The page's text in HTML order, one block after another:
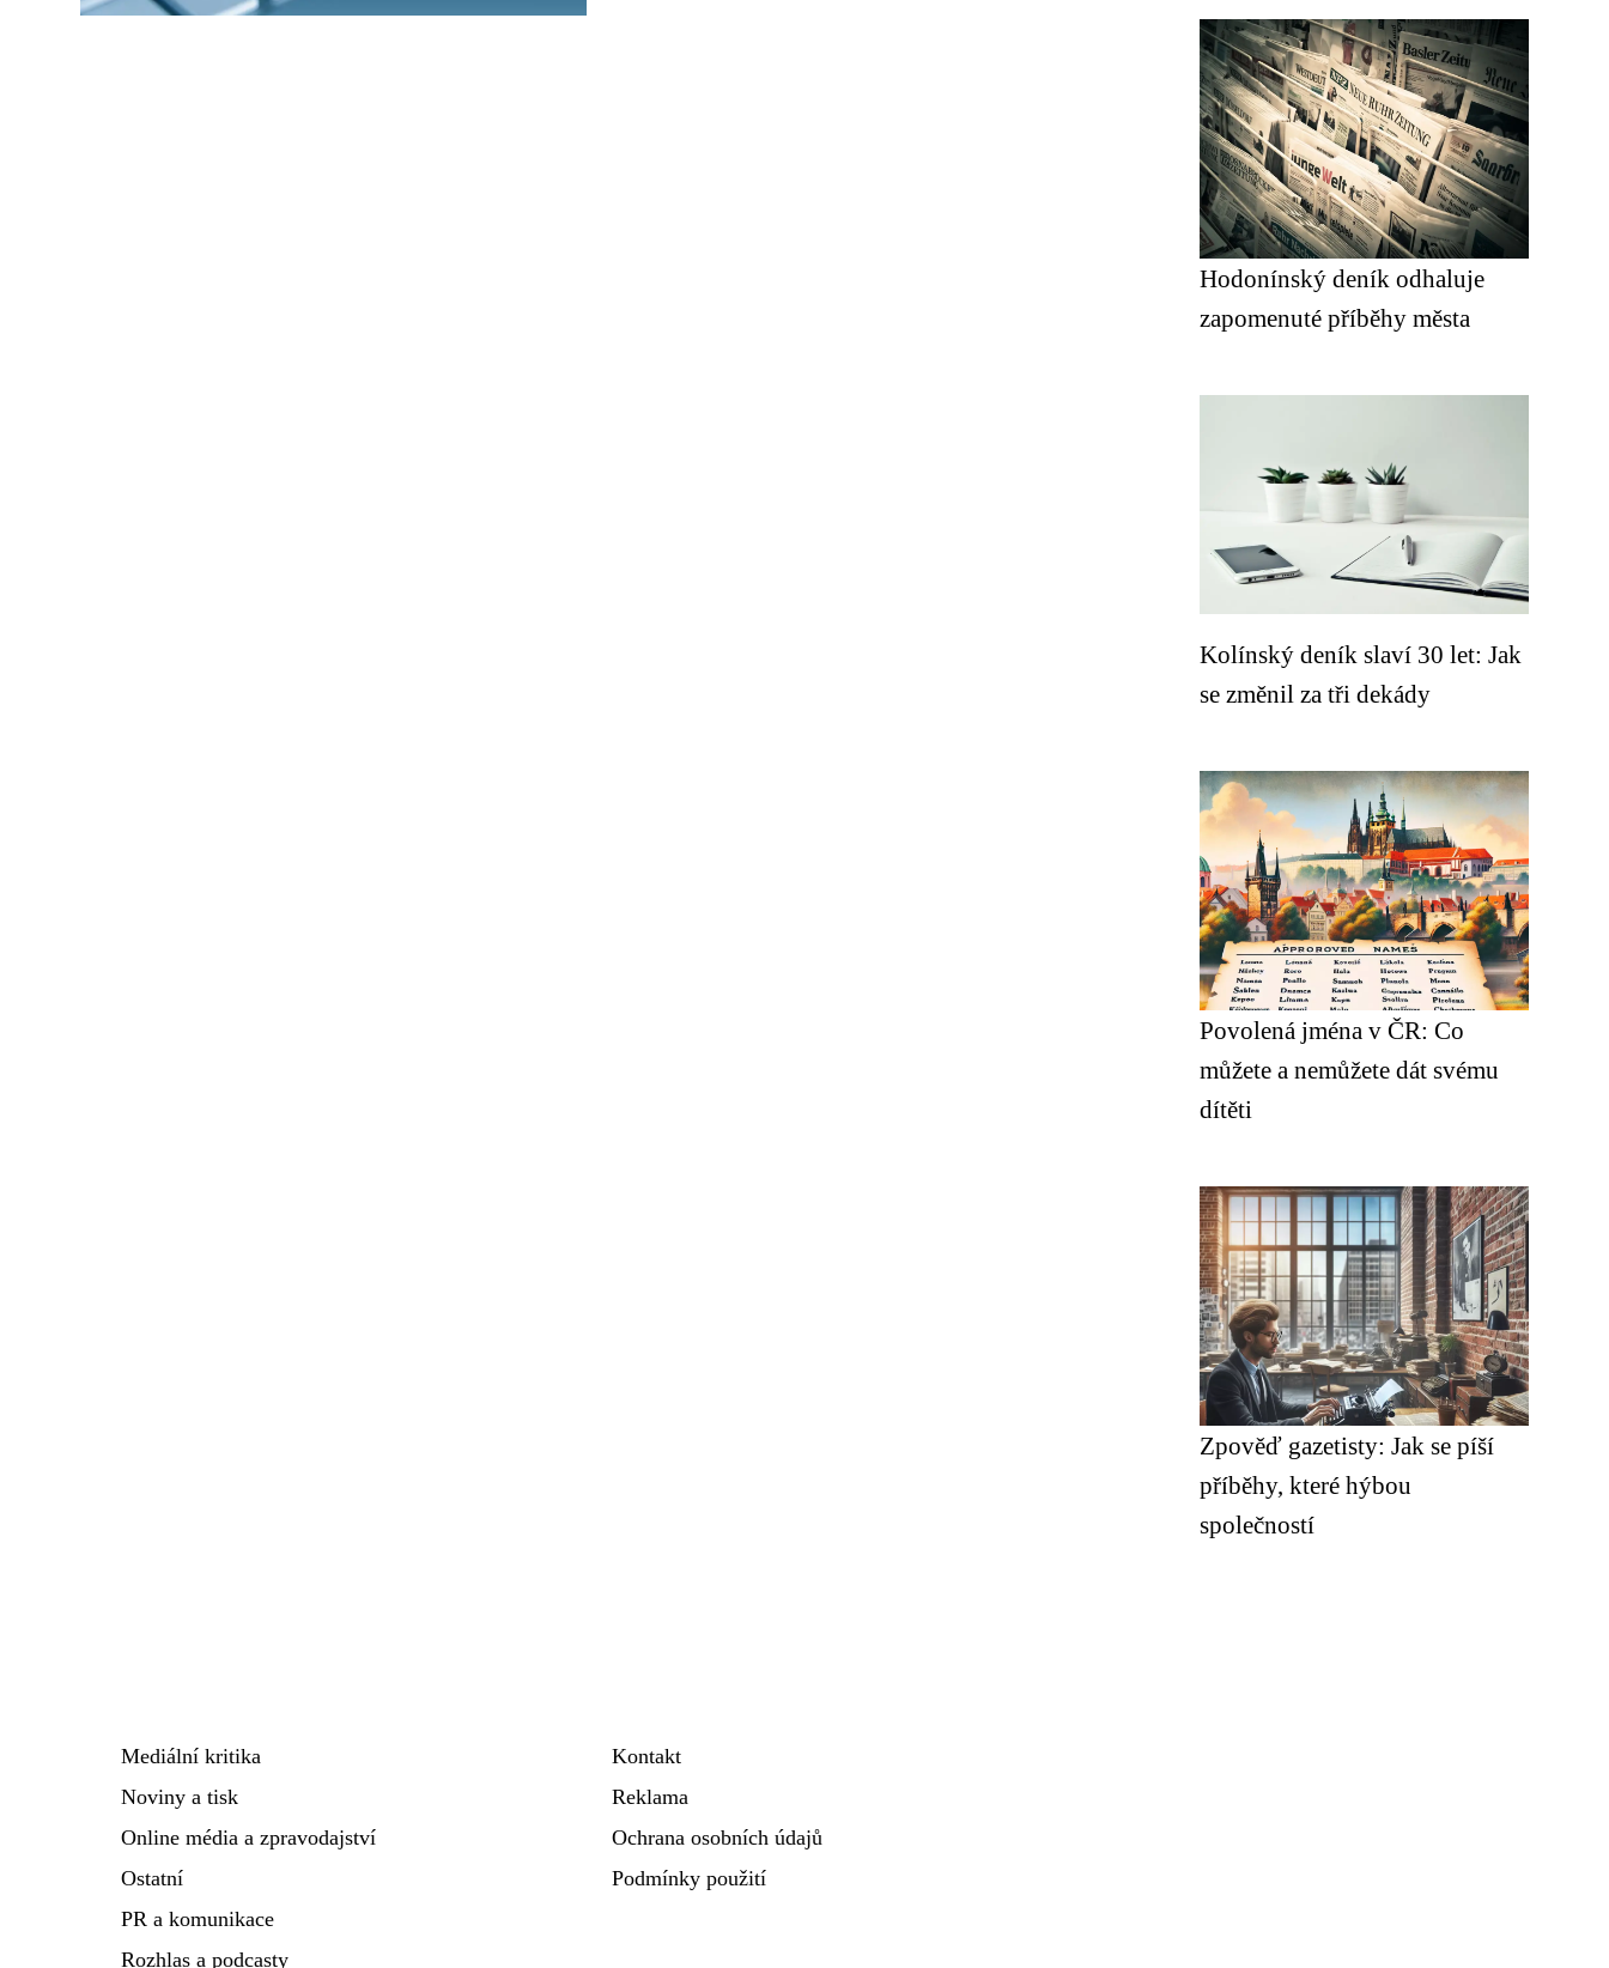
Hodonínský deník odhaluje
zapomenuté příběhy města
Kolínský deník slaví 30 let: Jak
se změnil za tři dekády
Povolená jména v ČR: Co
můžete a nemůžete dát svému
dítěti
Zpověď gazetisty: Jak se píší
příběhy, které hýbou
společností
Mediální kritika
Noviny a tisk
Online média a zpravodajství
Ostatní
PR a komunikace
Rozhlas a podcasty
Kontakt
Reklama
Ochrana osobních údajů
Podmínky použití